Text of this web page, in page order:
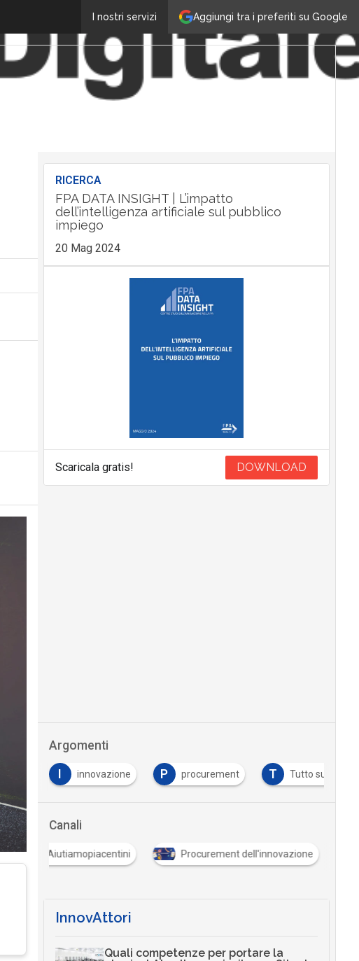
Aggiungi tra i preferiti su Google
I nostri servizi
RICERCA
FPA DATA INSIGHT | L’impatto
dell’intelligenza artificiale sul pubblico
impiego
20 Mag 2024
Scaricala gratis! DOWNLOAD
Argomenti
innovazione P procurement T Tutto su
Canali
# #Aiutiamopiacentini Procurement dell'innovazione
InnovAttori
Quali competenze per portare la